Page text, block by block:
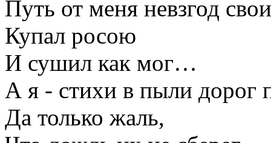
Путь от меня невзгод
Купал росою
И сушил как мог…
А я - стихи в пыли дорог
Да только жаль,